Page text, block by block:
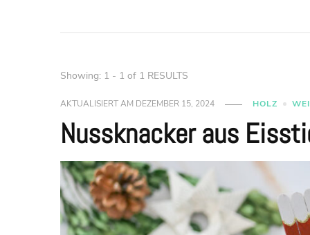
Showing: 1 - 1 of 1 RESULTS
AKTUALISIERT AM DEZEMBER 15, 2024 HOLZ
Nussknacker aus